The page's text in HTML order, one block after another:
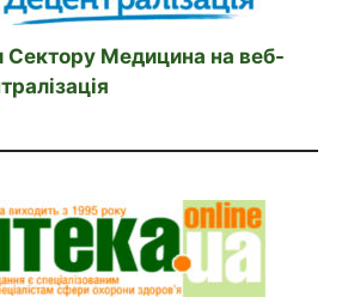
Сектору Медицина на веб-